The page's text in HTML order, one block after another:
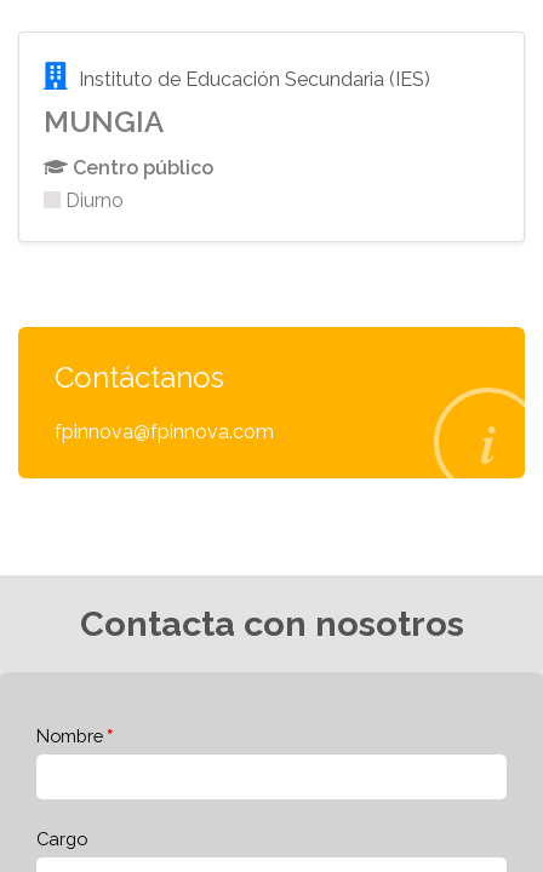
Instituto de Educación Secundaria (IES)
MUNGIA
Centro público
Diurno
Contáctanos
fpinnova@fpinnova.com
Contacta con nosotros
Nombre
Cargo